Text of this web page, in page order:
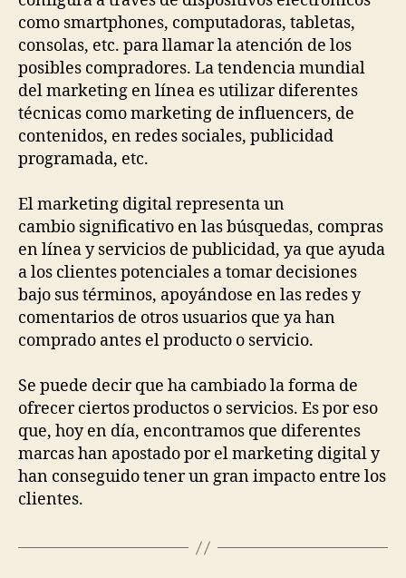
como smartphones, computadoras, tabletas,
consolas, etc. para llamar la atención de los
posibles compradores. La tendencia mundial
del marketing en línea es utilizar diferentes
técnicas como marketing de influencers, de
contenidos, en redes sociales, publicidad
programada, etc.
El marketing digital representa un
cambio significativo en las búsquedas, compras
en línea y servicios de publicidad, ya que ayuda
a los clientes potenciales a tomar decisiones
bajo sus términos, apoyándose en las redes y
comentarios de otros usuarios que ya han
comprado antes el producto o servicio.
Se puede decir que ha cambiado la forma de
ofrecer ciertos productos o servicios. Es por eso
que, hoy en día, encontramos que diferentes
marcas han apostado por el marketing digital y
han conseguido tener un gran impacto entre los
clientes.